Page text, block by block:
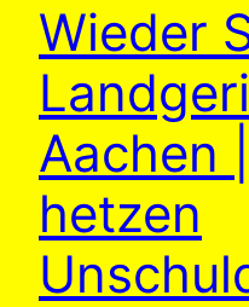
Wieder
Aachen
hetzen